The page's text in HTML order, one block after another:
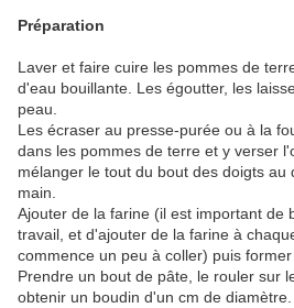
Préparation
Laver et faire cuire les pommes de
d'eau bouillante. Les égoutter, les
peau.
Les écraser au presse-purée ou à la
dans les pommes de terre et y verser
mélanger le tout du bout des doigts au
main.
Ajouter de la farine (il est important de
travail, et d'ajouter de la farine à
commence un peu à coller) puis
Prendre un bout de pâte, le rouler sur
obtenir un boudin d'un cm de